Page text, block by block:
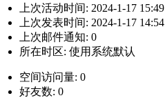
上次活动时间: 2024-1-17 15:49
上次发表时间: 2024-1-17 14:54
上次邮件通知: 0
所在时区: 使用系统默认
空间访问量: 0
好友数: 0